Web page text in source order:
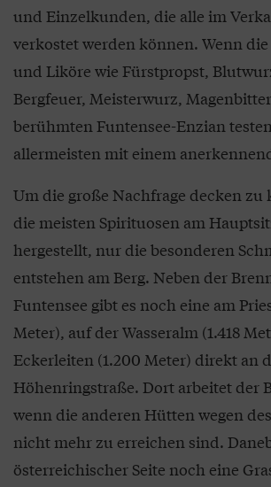
und Einzelkunden, die alle im
verkostet werden können. Wenn die
und Liköre wie Fürstpropst,
Bergfeuer, Meisterwurz,
berühmten Funtensee-Enzian
allermeisten mit einem
Um die große Nachfrage decken zu
die meisten Spirituosen am
hergestellt, nur die besonderen
entstehen am Berg. Neben der
Funtensee gibt es noch eine am
Meter), auf der Wasseralm (1.418
Eckerleiten (1.200 Meter) direkt an
Höhenringstraße. Dort arbeitet der
wenn die anderen Hütten wegen
nicht mehr zu erreichen sind.
österreichischer Seite noch eine